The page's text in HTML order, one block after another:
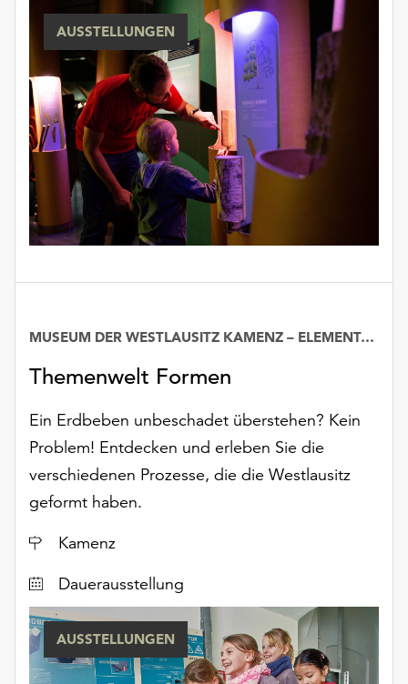
AUSSTELLUNGEN
Themenwelt Formen
MUSEUM DER WESTLAUSITZ KAMENZ – ELEMENTARIUM
Ein Erdbeben unbeschadet überstehen? Kein
Problem! Entdecken und erleben Sie die
verschiedenen Prozesse, die die Westlausitz
geformt haben.
Ort
Kamenz
Datum
Dauerausstellung
AUSSTELLUNGEN